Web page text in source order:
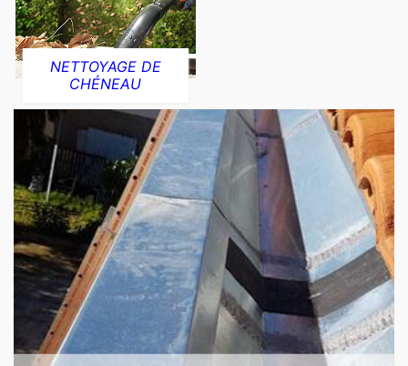
NETTOYAGE DE
CHÉNEAU